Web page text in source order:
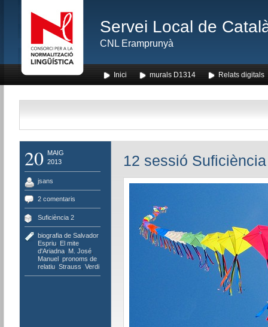
Servei Local de
CNL Eramprunyà
Inici murals D1314 Relats digitals
20
MAIG
2013
jsans
2 comentaris
Suficiència 2
biografia de Salvador
Espriu, El mite
d'Ariadna, M. José,
Manuel, pronoms de
relatiu, Strauss Verdi
12 sessió